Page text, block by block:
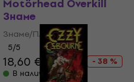
Motörhead Overkill
Знаме
Знаме/Плакат
5/5
18,60 € 29,90 €
- 38 %
В наличност